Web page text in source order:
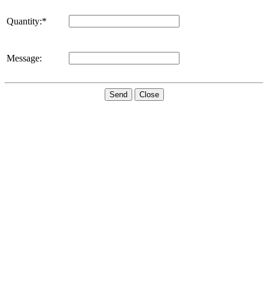
Quantity:*
Message:
Send Close